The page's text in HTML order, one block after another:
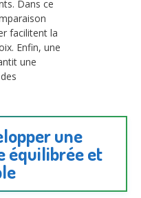
Dans ce
facilitent la
Enfin, une
une
une
équilibrée et